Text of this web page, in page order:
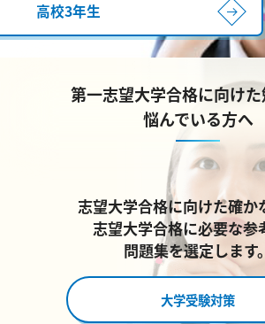
高校3年生
第一志望大学合格に向け
悩んでいる方へ
志望大学合格に向けた確か
志望大学合格に必要な参
問題集を選定します。
大学受験対策